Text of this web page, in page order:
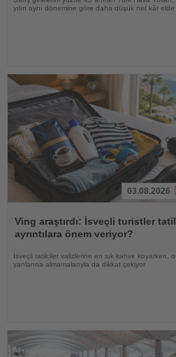
yılın aynı dönemine göre daha düşük net kâr
Oku
03.08.2026
Ving araştırdı: İsveçli turistler
ayrıntılara önem veriyor?
İsveçli tatilciler valizlerine en sık kahve koyarken,
yanlarına almamalarıyla da dikkat çekiyor